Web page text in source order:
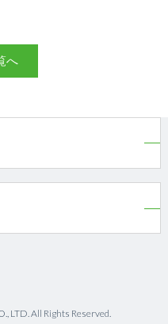
へ
LTD. All Rights Reserved.